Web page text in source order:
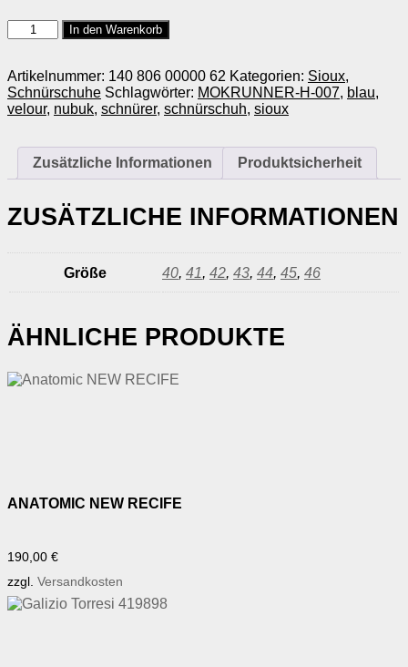
Sioux
MOKRUNNER-
007
Menge
In den Warenkorb
Artikelnummer: 140 806 00000 62 Kategorien: Sioux,
Schnürschuhe Schlagwörter: MOKRUNNER-H-007, blau,
velour, nubuk, schnürer, schnürschuh, sioux
Zusätzliche Informationen Produktsicherheit
ZUSÄTZLICHE INFORMATIONEN
Größe 40, 41, 42, 43, 44, 45, 46
ÄHNLICHE PRODUKTE
ANATOMIC NEW RECIFE
190,00 €
zzgl. Versandkosten